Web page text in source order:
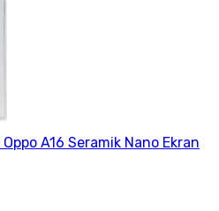
A16 Seramik Nano Ekran